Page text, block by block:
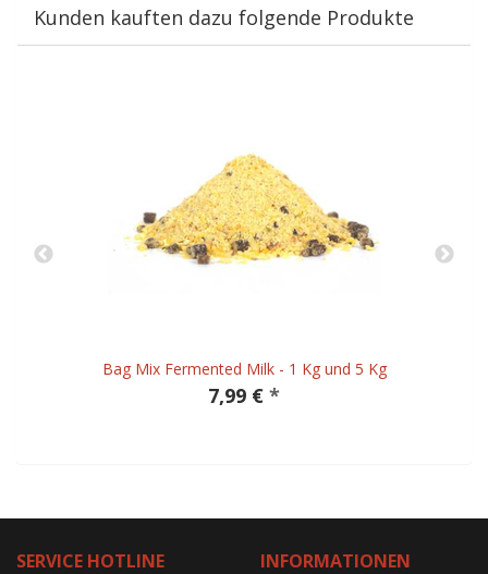
Kunden kauften dazu folgende Produkte
Bag Mix Fermented Milk - 1 Kg und 5 Kg
7,99 € *
SERVICE HOTLINE
INFORMATIONEN